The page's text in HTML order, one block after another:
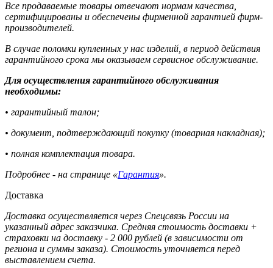
Все продаваемые товары отвечают нормам качества,
сертифицированы и обеспечены фирменной гарантией фирм-
производителей.
В случае поломки купленных у нас изделий, в период действия
гарантийного срока мы оказываем сервисное обслуживание.
Для осуществления гарантийного обслуживания
необходимы:
• гарантийный талон;
• документ, подтверждающий покупку (товарная накладная);
• полная комплектация товара.
Подробнее - на странице «Гарантия».
Доставка
Доставка осуществляется через Спецсвязь России на
указанный адрес заказчика. Средняя стоимость доставки +
страховки на доставку - 2 000 рублей (в зависимости от
региона и суммы заказа). Стоимость уточняется перед
выставлением счета.